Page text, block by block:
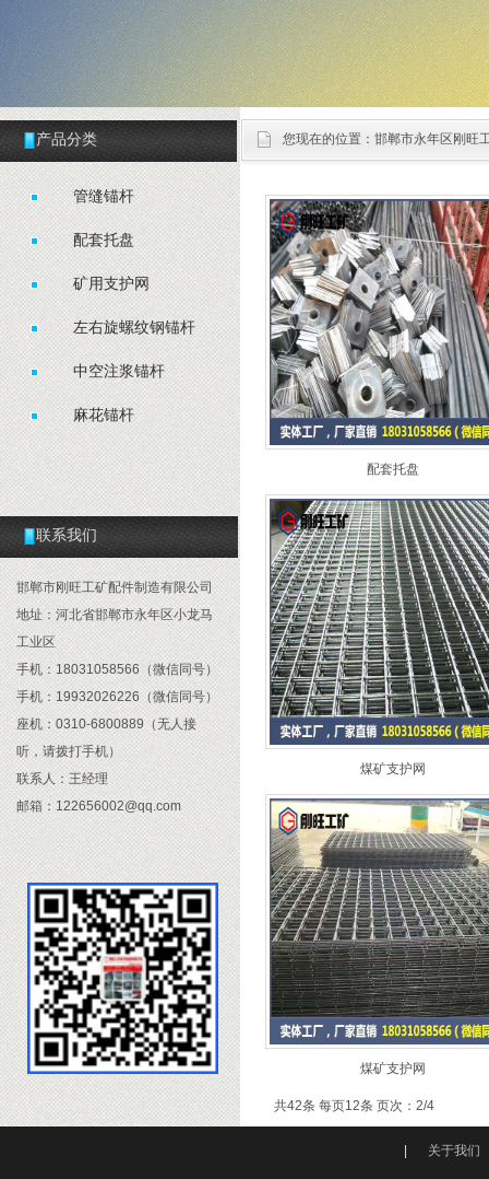
您现在的位置： 邯郸市永年区刚旺
配套托盘
煤矿支护网
煤矿支护网
共42条 每页12条 页次：2/4
联系我们
邯郸市刚旺工矿配件制造有限公司
地址：河北省邯郸市永年区小龙马
工业区
手机：18031058566（微信同号）
手机：19932026226（微信同号）
座机：0310-6800889（无人接
听，请拨打手机）
联系人：王经理
邮箱：122656002@qq.com
产品分类
管缝锚杆
配套托盘
矿用支护网
左右旋螺纹钢锚杆
中空注浆锚杆
麻花锚杆
关于我们